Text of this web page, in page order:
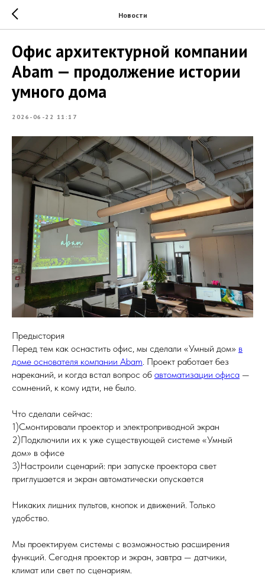
Новости
Офис архитектурной компании
Abam — продолжение истории
умного дома
2026-06-22 11:17
Предыстория
Перед тем как оснастить офис, мы сделали «Умный дом» в
доме основателя компании Abam. Проект работает без
нареканий, и когда встал вопрос об автоматизации офиса —
сомнений, к кому идти, не было.
Что сделали сейчас:
1)Смонтировали проектор и электроприводной экран
2)Подключили их к уже существующей системе «Умный
дом» в офисе
3)Настроили сценарий: при запуске проектора свет
приглушается и экран автоматически опускается
Никаких лишних пультов, кнопок и движений. Только
удобство.
Мы проектируем системы с возможностью расширения
функций. Сегодня проектор и экран, завтра — датчики,
климат или свет по сценариям.